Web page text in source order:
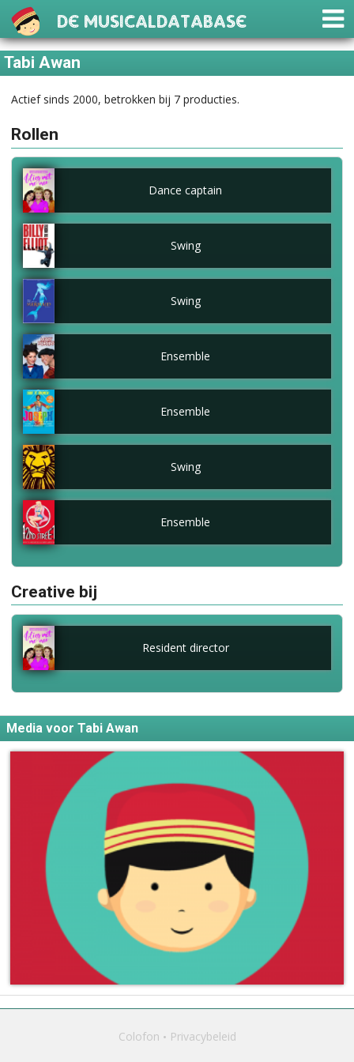
De Musicaldatabase
Tabi Awan
Actief sinds 2000, betrokken bij 7 producties.
Rollen
Dance captain
Swing
Swing
Ensemble
Ensemble
Swing
Ensemble
Creative bij
Resident director
Media voor Tabi Awan
Colofon Privacybeleid